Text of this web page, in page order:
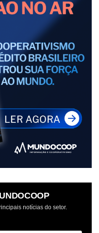
notícias do setor.